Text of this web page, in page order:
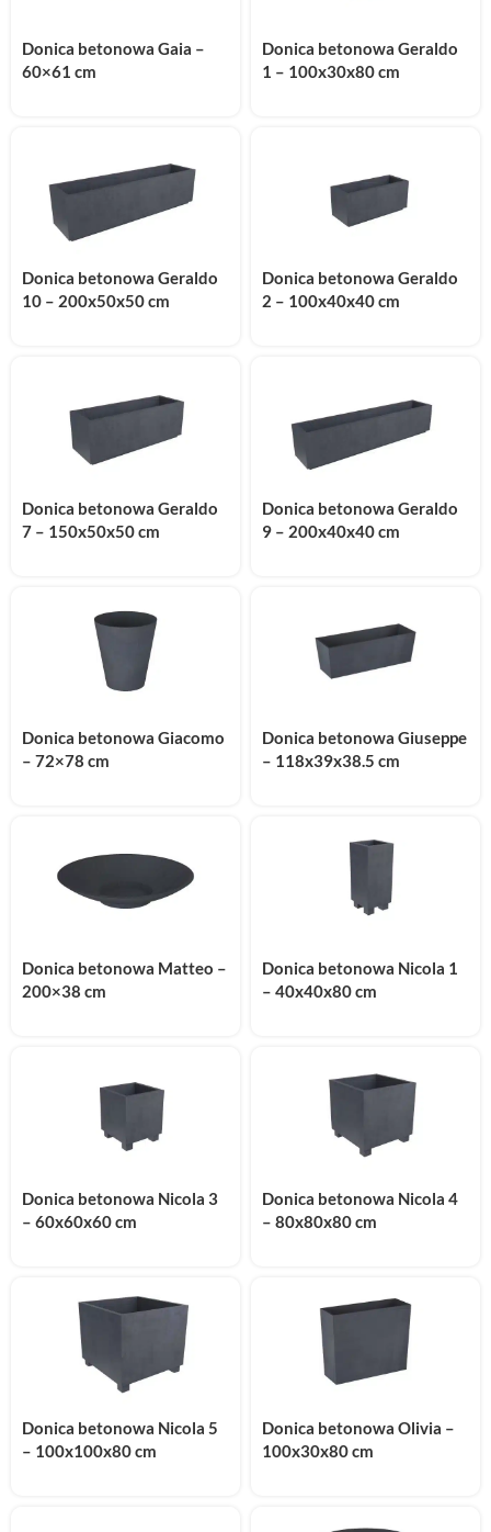
Donica betonowa Gaia –
60×61 cm
Donica betonowa Geraldo
1 – 100x30x80 cm
Donica betonowa Geraldo
10 – 200x50x50 cm
Donica betonowa Geraldo
2 – 100x40x40 cm
Donica betonowa Geraldo
7 – 150x50x50 cm
Donica betonowa Geraldo
9 – 200x40x40 cm
Donica betonowa Giacomo
– 72×78 cm
Donica betonowa Giuseppe
– 118x39x38.5 cm
Donica betonowa Matteo –
200×38 cm
Donica betonowa Nicola 1
– 40x40x80 cm
Donica betonowa Nicola 3
– 60x60x60 cm
Donica betonowa Nicola 4
– 80x80x80 cm
Donica betonowa Nicola 5
– 100x100x80 cm
Donica betonowa Olivia –
100x30x80 cm